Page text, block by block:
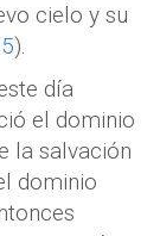
cielo y su
).
día
el dominio
la salvación
dominio